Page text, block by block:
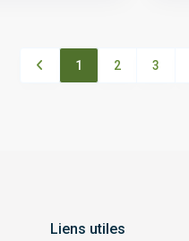
1 2 3
Liens utiles